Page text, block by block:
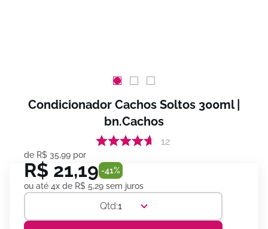
Condicionador Cachos Soltos 300ml |
bn.Cachos
12
de R$ 35,99 por
R$ 21,19 -41%
ou até 4x de R$ 5,29 sem juros
1